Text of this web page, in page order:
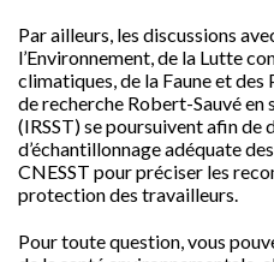
Par ailleurs, les discussions
l’Environnement, de la Lutte
climatiques, de la Faune et
de recherche Robert-Sauvé en
(IRSST) se poursuivent afin de
d’échantillonnage adéquate
CNESST pour préciser les
protection des travailleurs.
Pour toute question, vous